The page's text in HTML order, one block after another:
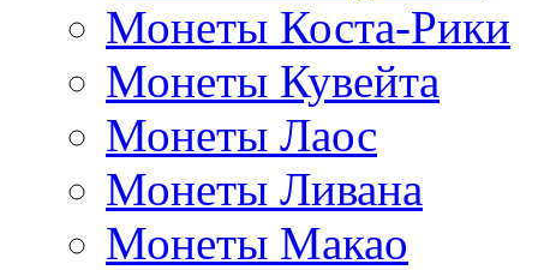
Монеты Коста-Рики
Монеты Кувейта
Монеты Лаос
Монеты Ливана
Монеты Макао